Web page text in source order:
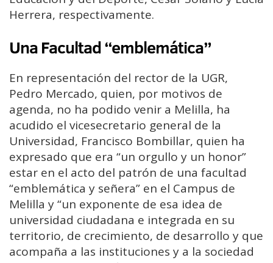
Herrera, respectivamente.
Una Facultad “emblemática”
En representación del rector de la UGR,
Pedro Mercado, quien, por motivos de
agenda, no ha podido venir a Melilla, ha
acudido el vicesecretario general de la
Universidad, Francisco Bombillar, quien ha
expresado que era “un orgullo y un honor”
estar en el acto del patrón de una facultad
“emblemática y señera” en el Campus de
Melilla y “un exponente de esa idea de
universidad ciudadana e integrada en su
territorio, de crecimiento, de desarrollo y que
acompaña a las instituciones y a la sociedad